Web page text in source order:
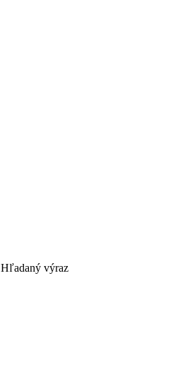
Hľadaný výraz